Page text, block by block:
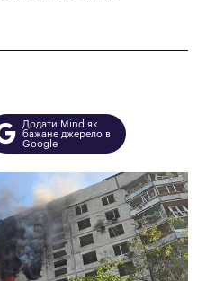
Додати Mind як
бажане джерело в
Google